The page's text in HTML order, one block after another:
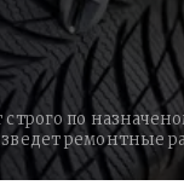
по
ремонтные